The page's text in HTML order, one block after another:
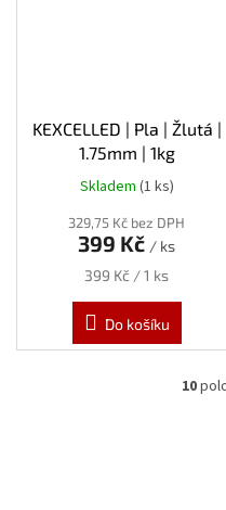
KEXCELLED | Pla | Žlutá |
1.75mm | 1kg
Skladem (1 ks)
329,75 Kč bez DPH
399 Kč / ks
Měrná
399 Kč / 1 ks
Do košíku
10